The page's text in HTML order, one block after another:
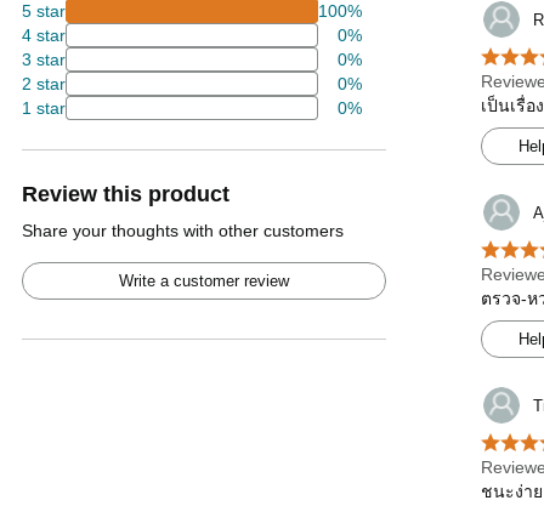
5 star
100%
4 star
0%
3 star
0%
2 star
0%
1 star
0%
Review this product
Share your thoughts with other customers
Write a customer review
เป็นเรื่
ตรวจ-ห
ชนะง่า